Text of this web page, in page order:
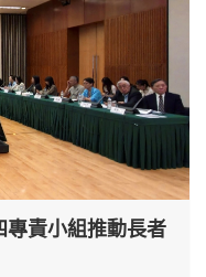
專責小組推動長者